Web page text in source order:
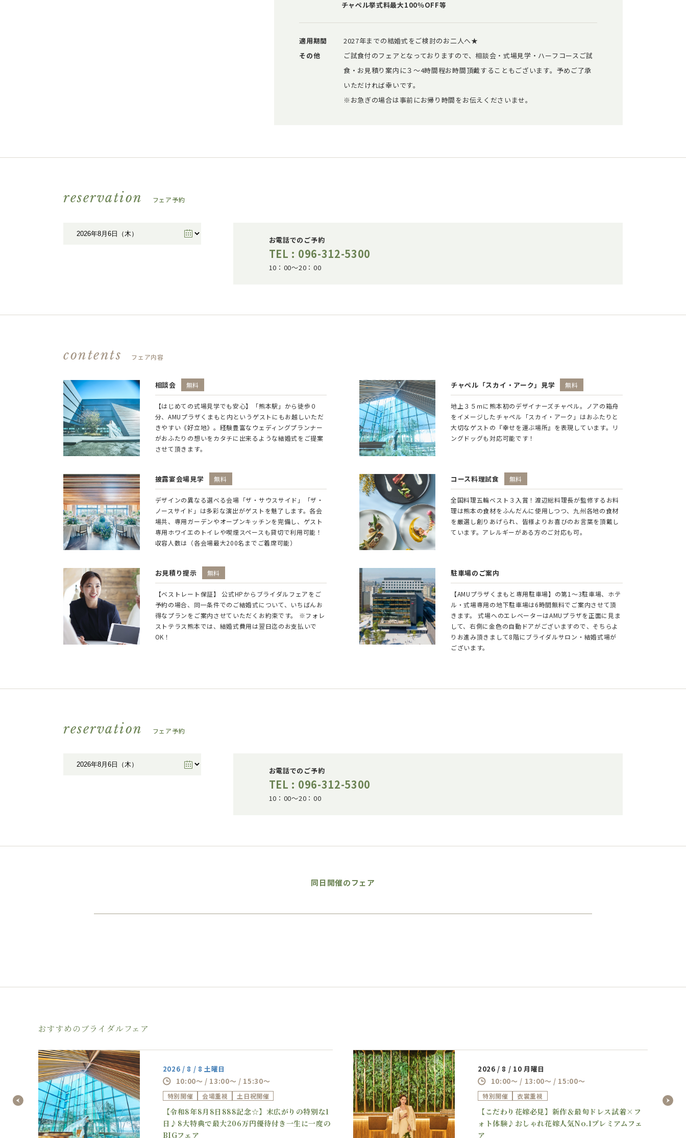
チャペル挙式料最大100％OFF等
適用期間
2027年までの結婚式をご検討のお二人へ★
その他
ご試食付のフェアとなっておりますので、相談会・式場見学・ハーフコースご試
食・お見積り案内に３～4時間程お時間頂戴することもございます。予めご了承
いただければ幸いです。
※お急ぎの場合は事前にお帰り時間をお伝えくださいませ。
reservation フェア予約
お電話でのご予約
TEL : 096-312-5300
10：00～20：00
contents フェア内容
相談会 無料
【はじめての式場見学でも安心】「熊本駅」から徒歩０
分、AMUプラザくまもと内というゲストにもお越しいただ
きやすい《好立地》。経験豊富なウェディングプランナー
がおふたりの想いをカタチに出来るような結婚式をご提案
させて頂きます。
チャペル「スカイ・アーク」見学 無料
地上３５ｍに熊本初のデザイナーズチャペル。ノアの箱舟
をイメージしたチャペル「スカイ・アーク」はおふたりと
大切なゲストの『幸せを運ぶ場所』を表現しています。リ
ングドッグも対応可能です！
披露宴会場見学 無料
デザインの異なる選べる会場「ザ・サウスサイド」「ザ・
ノースサイド」は多彩な演出がゲストを魅了します。各会
場共、専用ガーデンやオープンキッチンを完備し、ゲスト
専用ホワイエのトイレや喫煙スペースも貸切で利用可能！
収容人数は（各会場最大200名までご着席可能）
コース料理試食 無料
全国料理五輪ベスト３入賞！渡辺総料理長が監修するお料
理は熊本の食材をふんだんに使用しつつ、九州各地の食材
を厳選し創りあげられ、皆様よりお喜びのお言葉を頂戴し
ています。アレルギーがある方のご対応も可。
お見積り提示 無料
【ベストレート保証】 公式HPからブライダルフェアをご
予約の場合、同一条件でのご結婚式について、いちばんお
得なプランをご案内させていただくお約束です。 ※フォレ
ストテラス熊本では、結婚式費用は翌日迄のお支払いで
OK！
駐車場のご案内
【AMUプラザくまもと専用駐車場】の第1～3駐車場、ホテ
ル・式場専用の地下駐車場は6時間無料でご案内させて頂
きます。 式場へのエレベーターはAMUプラザを正面に見ま
して、右側に金色の自動ドアがございますので、そちらよ
りお進み頂きまして8階にブライダルサロン・結婚式場が
ございます。
reservation フェア予約
お電話でのご予約
TEL : 096-312-5300
10：00～20：00
同日開催のフェア
おすすめのブライダルフェア
Previous
2026 / 8 / 8 土曜日
10:00～ / 13:00～ / 15:30～
特別開催 会場重視 土日祝開催
【令和8年8月8日888記念☆】末広がりの特別な1
日♪8大特典で最大206万円優待付き一生に一度の
BIGフェア
2026 / 8 / 10 月曜日
10:00～ / 13:00～ / 15:00～
特別開催 衣裳重視
【こだわり花嫁必見】新作＆最旬ドレス試着×フ
ォト体験♪おしゃれ花嫁人気No.1プレミアムフェ
ア
Next